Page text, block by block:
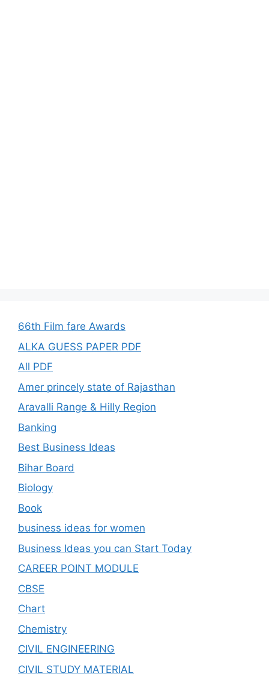
66th Film fare Awards
ALKA GUESS PAPER PDF
All PDF
Amer princely state of Rajasthan
Aravalli Range & Hilly Region
Banking
Best Business Ideas
Bihar Board
Biology
Book
business ideas for women
Business Ideas you can Start Today
CAREER POINT MODULE
CBSE
Chart
Chemistry
CIVIL ENGINEERING
CIVIL STUDY MATERIAL